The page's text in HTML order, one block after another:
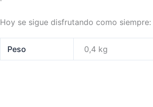
Hoy se sigue disfrutando como siempre:
Peso 0,4 kg